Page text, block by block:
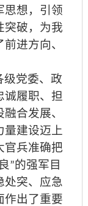
思想，引领
突破，为我
进方向、
级党委、政
诚履职、担
合发展、
量建设迈上
官兵准确把
”的强军目
处突、应急
作出了重要